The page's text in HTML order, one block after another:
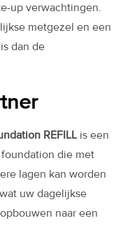
up verwachtingen.
metgezel en een
dan de
REFILL is een
die met
lagen kan worden
uw dagelijkse
naar een